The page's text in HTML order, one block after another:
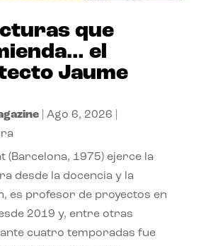
que
el
Jaume
| Ago 6, 2026
(Barcelona, 1975) ejerce la
desde la docencia y la
es profesor de proyectos en
2019 y, entre otras
cuatro temporadas fue